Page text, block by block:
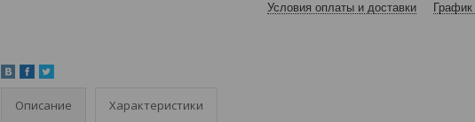
Условия оплаты и доставки
Описание Характеристики